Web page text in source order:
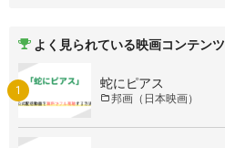
よく見られている映画コンテンツ
蛇にピアス
邦画（日本映画）